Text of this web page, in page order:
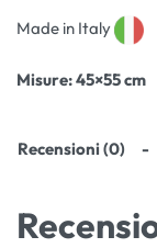
Made in Italy
Misure: 45×55 cm
Recensioni (0)